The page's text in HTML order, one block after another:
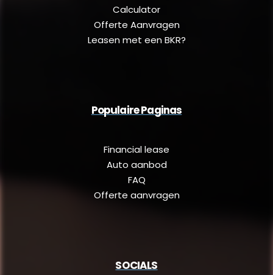
Calculator
Offerte Aanvragen
Leasen met een BKR?
Populaire Paginas
Financial lease
Auto aanbod
FAQ
Offerte aanvragen
SOCIALS